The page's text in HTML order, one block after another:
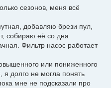
сезонов, меня всё
добавляю брези пул,
собираю её со дна
Фильтр насос работает
или пониженного
долго не могла понять
мне не подсказали про